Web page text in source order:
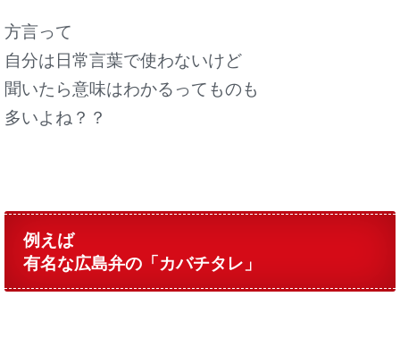
方言って
自分は日常言葉で使わないけど
聞いたら意味はわかるってものも
多いよね？？
例えば
有名な広島弁の「カバチタレ」